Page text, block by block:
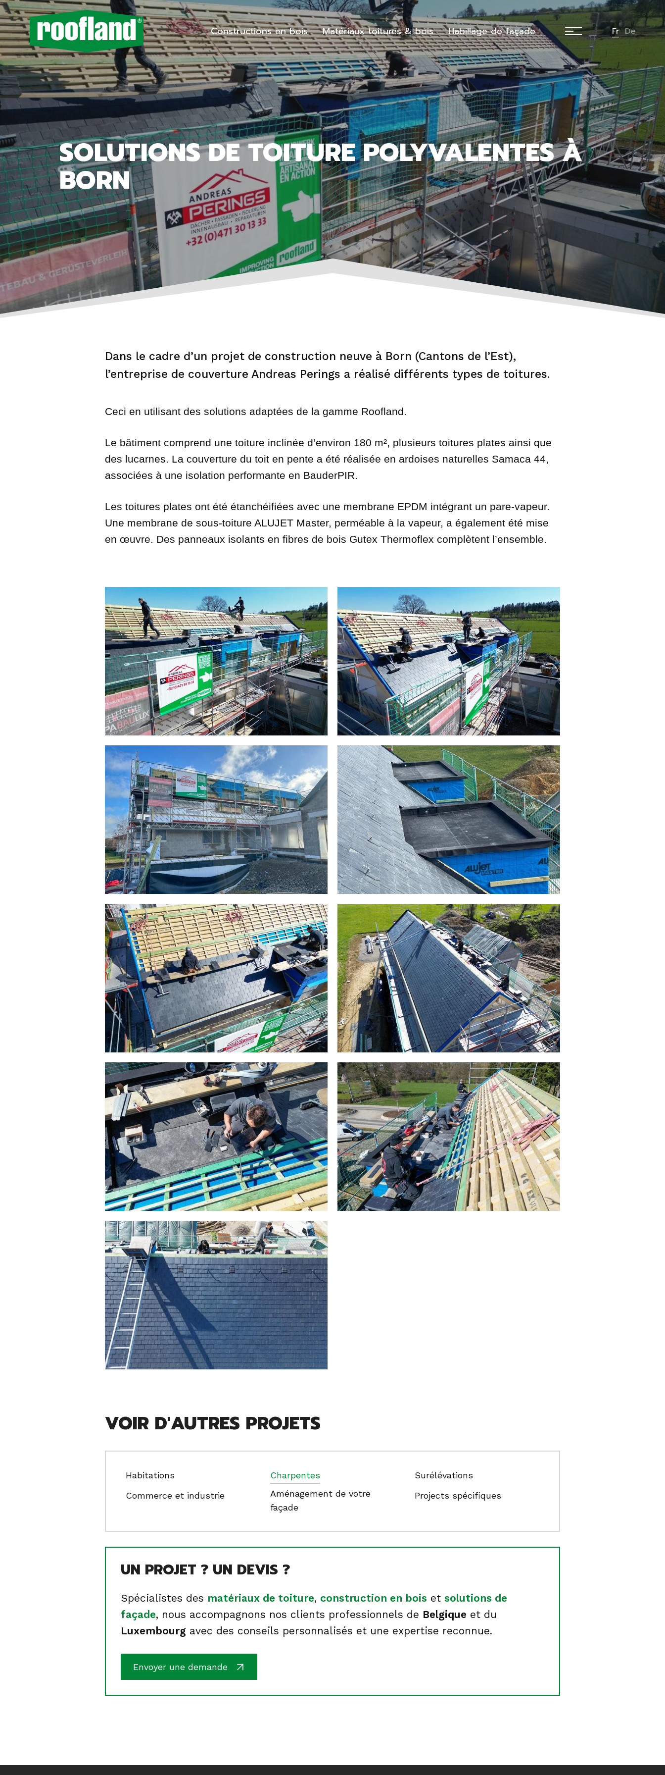
Constructions en bois Matériaux toitures & bois Habillage de façade Fr De
SOLUTIONS DE TOITURE POLYVALENTES À
BORN
Dans le cadre d’un projet de construction neuve à Born (Cantons de l’Est),
l’entreprise de couverture Andreas Perings a réalisé différents types de toitures.
Ceci en utilisant des solutions adaptées de la gamme Roofland.
Le bâtiment comprend une toiture inclinée d’environ 180 m², plusieurs toitures plates ainsi que
des lucarnes. La couverture du toit en pente a été réalisée en ardoises naturelles Samaca 44,
associées à une isolation performante en BauderPIR.
Les toitures plates ont été étanchéifiées avec une membrane EPDM intégrant un pare-vapeur.
Une membrane de sous-toiture ALUJET Master, perméable à la vapeur, a également été mise
en œuvre. Des panneaux isolants en fibres de bois Gutex Thermoflex complètent l’ensemble.
VOIR D'AUTRES PROJETS
Habitations
Commerce et industrie
Charpentes
Aménagement de votre
façade
Surélévations
Projects spécifiques
UN PROJET ? UN DEVIS ?
Spécialistes des matériaux de toiture, construction en bois et solutions de
façade, nous accompagnons nos clients professionnels de Belgique et du
Luxembourg avec des conseils personnalisés et une expertise reconnue.
Envoyer une demande